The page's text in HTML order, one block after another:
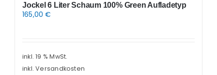
Jockel 6 Liter Schaum 100% Green Aufladetyp
165,00€
inkl. 19 % MwSt.
inkl. Versandkosten